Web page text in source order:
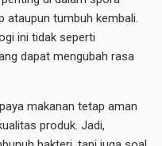
ataupun tumbuh kembali.
ini tidak seperti
dapat mengubah rasa
makanan tetap aman
produk. Jadi,